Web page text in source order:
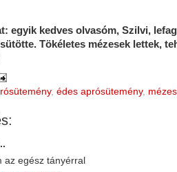
egyik kedves olvasóm, Szilvi,
Tökéletes mézesek lettek,
, édes aprósütemény,
az egész tányérral